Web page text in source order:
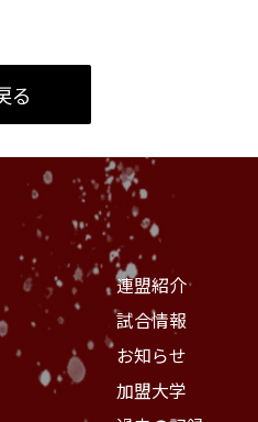
る
連盟紹介
試合情報
お知らせ
加盟大学